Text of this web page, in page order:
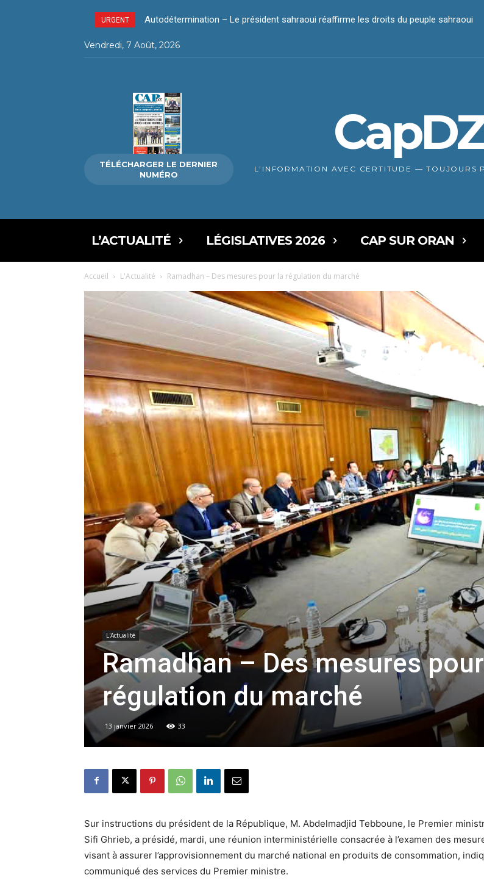
URGENT Ghaza – 300 enfants tombés en martyrs depuis l’annonce de l’accord de cessez-le-
Vendredi, 7 Août, 2026
TÉLÉCHARGER LE DERNIER
NUMÉRO
L’INFORMATION AVEC CERTITUDE — TOUJOURS
L’ACTUALITÉ LÉGISLATIVES 2026 CAP SUR ORAN
Accueil L'Actualité Ramadhan – Des mesures pour la régulation du marché
L'Actualité
Ramadhan – Des mesures
régulation du marché
13 janvier 2026 33
Sur instructions du président de la République, M. Abdelmadjid Tebboune, le Premier
Sifi Ghrieb, a présidé, mardi, une réunion interministérielle consacrée à l’examen des
visant à assurer l’approvisionnement du marché national en produits de consommation,
communiqué des services du Premier ministre.